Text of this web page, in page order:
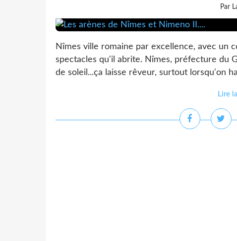
Par
Nîmes ville romaine par excellence, avec un
spectacles qu'il abrite. Nîmes, préfecture du
de soleil...ça laisse rêveur, surtout lorsqu'on
Lire